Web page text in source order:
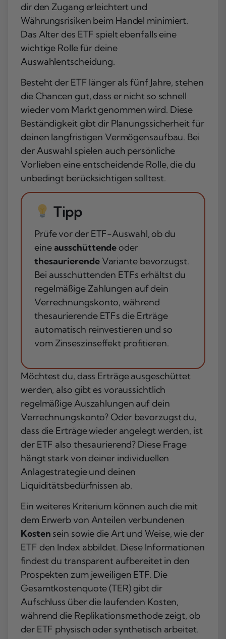
dir den Zugang erleichtert und
Währungsrisiken beim Handel minimiert.
Das Alter des ETF spielt ebenfalls eine
wichtige Rolle für deine
Auswahlentscheidung.
Besteht der ETF länger alsfünf Jahre, stehen
die Chancen gut, dass er nicht so schnell
wieder vom Markt genommen wird. Diese
Beständigkeit gibt dir Planungssicherheit für
deinen langfristigen Vermögensaufbau. Bei
der Auswahl spielen auch persönliche
Vorlieben eine entscheidende Rolle, die du
unbedingt berücksichtigen solltest.
Tipp
Prüfe vor der ETF-Auswahl, ob du
eineausschüttendeoder
thesaurierendeVariante bevorzugst.
Bei ausschüttenden ETFs erhältst du
regelmäßige Zahlungen auf dein
Verrechnungskonto, während
thesaurierende ETFs die Erträge
automatisch reinvestieren und so
vom Zinseszinseffekt profitieren.
Möchtest du, dass Erträge ausgeschüttet
werden, also gibt es voraussichtlich
regelmäßige Auszahlungen auf dein
Verrechnungskonto? Oder bevorzugst du,
dass die Erträge wieder angelegt werden, ist
der ETF also thesaurierend? Diese Frage
hängt stark von deiner individuellen
Anlagestrategie und deinen
Liquiditätsbedürfnissen ab.
Ein weiteres Kriterium können auch die mit
dem Erwerb von Anteilen verbundenen
Kosten sein sowie die Art und Weise, wie der
ETF den Index abbildet. Diese Informationen
findest du transparent aufbereitet in den
Prospekten zum jeweiligen ETF. Die
Gesamtkostenquote (TER) gibt dir
Aufschluss über die laufenden Kosten,
während die Replikationsmethode zeigt, ob
der ETF physisch oder synthetisch arbeitet.